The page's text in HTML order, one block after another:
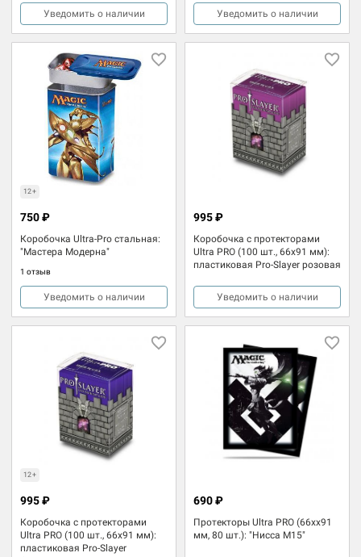
Уведомить о наличии Уведомить о наличии
12+
Коробочка Ultra-Pro стальная:
"Мастера Модерна"
1 отзыв
750 ₽
Уведомить о наличии
Коробочка с протекторами
Ultra PRO (100 шт., 66x91 мм):
пластиковая Pro-Slayer розовая
995 ₽
Уведомить о наличии
12+
Коробочка с протекторами
Ultra PRO (100 шт., 66x91 мм):
пластиковая Pro-Slayer
995 ₽
Протекторы Ultra PRO (66хx91
мм, 80 шт.): "Нисса М15"
690 ₽